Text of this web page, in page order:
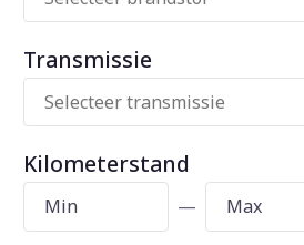
Transmissie
Kilometerstand
—